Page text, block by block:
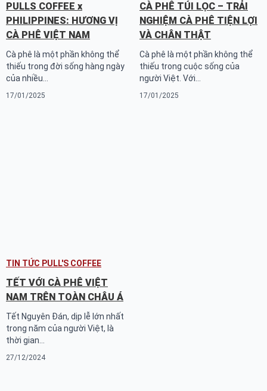
PULLS COFFEE x
PHILIPPINES: HƯƠNG VỊ
CÀ PHÊ VIỆT NAM
Cà phê là một phần không thể
thiếu trong đời sống hàng ngày
của nhiều…
17/01/2025
CÀ PHÊ TÚI LỌC – TRẢI
NGHIỆM CÀ PHÊ TIỆN LỢI
VÀ CHÂN THẬT
Cà phê là một phần không thể
thiếu trong cuộc sống của
người Việt. Với…
17/01/2025
TIN TỨC PULL'S COFFEE
TẾT VỚI CÀ PHÊ VIỆT
NAM TRÊN TOÀN CHÂU Á
Tết Nguyên Đán, dịp lễ lớn nhất
trong năm của người Việt, là
thời gian…
27/12/2024